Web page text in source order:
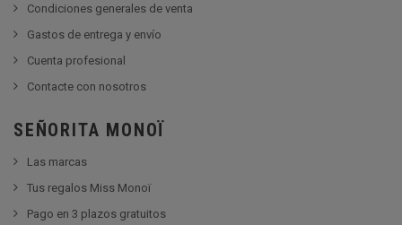
Condiciones generales de venta
Gastos de entrega y envío
Cuenta profesional
Contacte con nosotros
SEÑORITA MONOÏ
Las marcas
Tus regalos Miss Monoï
Pago en 3 plazos gratuitos